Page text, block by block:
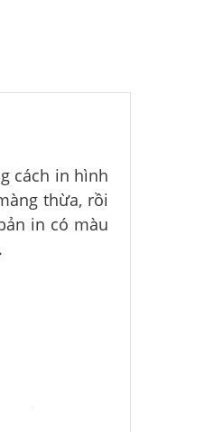
cách in hình
thừa, rồi
in có màu